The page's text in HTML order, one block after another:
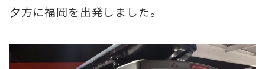
夕方に福岡を出発しました。